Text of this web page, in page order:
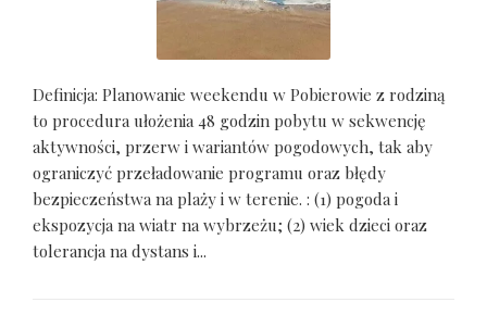
Definicja: Planowanie weekendu w Pobierowie z rodziną
to procedura ułożenia 48 godzin pobytu w sekwencję
aktywności, przerw i wariantów pogodowych, tak aby
ograniczyć przeładowanie programu oraz błędy
bezpieczeństwa na plaży i w terenie. : (1) pogoda i
ekspozycja na wiatr na wybrzeżu; (2) wiek dzieci oraz
tolerancja na dystans i...